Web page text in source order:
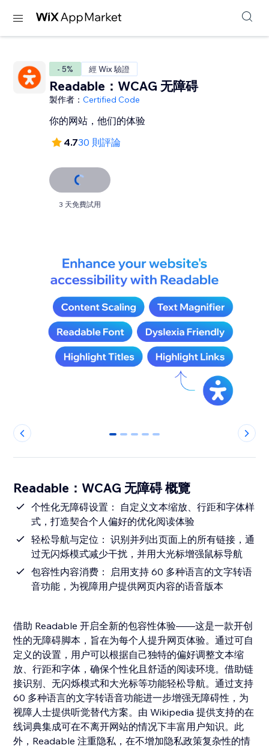
- 5% 經 Wix 驗證
Readable：WCAG 无障碍
製作者：Certified Code
你的网站，他们的体验
4.730 則評論
3 天免費試用
0 1 2 3 4
Readable：WCAG 无障碍 概覽
个性化无障碍设置： 自定义文本缩放、行距和字体样
式，打造契合个人偏好的优化阅读体验
轻松导航与定位： 识别并列出页面上的所有链接，通
过无闪烁模式减少干扰，并用大光标增强鼠标导航
包容性内容消费： 启用支持 60 多种语言的文字转语
音功能，为视障用户提供网页内容的语音版本
借助 Readable 开启全新的包容性体验——这是一款开创
性的无障碍脚本，旨在为每个人提升网页体验。通过可自
定义的设置，用户可以根据自己独特的偏好调整文本缩
放、行距和字体，确保个性化且舒适的阅读环境。借助链
接识别、无闪烁模式和大光标等功能轻松导航。通过支持
60 多种语言的文字转语音功能进一步增强无障碍性，为
视障人士提供听觉替代方案。由 Wikipedia 提供支持的在
线词典集成可在不离开网站的情况下丰富用户知识。此
外，Readable 注重隐私，在不增加隐私政策复杂性的情